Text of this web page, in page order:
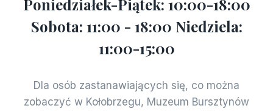
Poniedziałek-Piątek: 10:00-18:00
Sobota: 11:00 - 18:00 Niedziela:
11:00-15:00
Dla osób zastanawiających się, co można
zobaczyć w Kołobrzegu, Muzeum Bursztynów